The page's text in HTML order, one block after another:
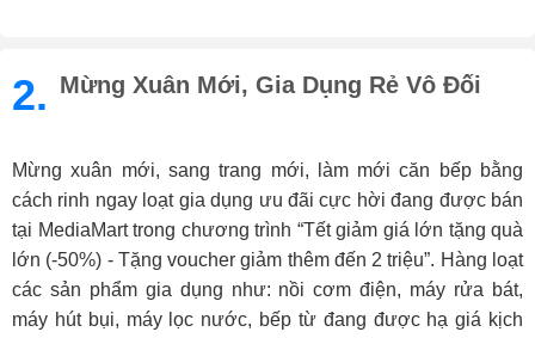
2. Mừng Xuân Mới, Gia Dụng Rẻ Vô Đối
Mừng xuân mới, sang trang mới, làm mới căn bếp bằng
cách rinh ngay loạt gia dụng ưu đãi cực hời đang được bán
tại MediaMart trong chương trình “Tết giảm giá lớn tặng quà
lớn (-50%) - Tặng voucher giảm thêm đến 2 triệu”. Hàng loạt
các sản phẩm gia dụng như: nồi cơm điện, máy rửa bát,
máy hút bụi, máy lọc nước, bếp từ đang được hạ giá kịch